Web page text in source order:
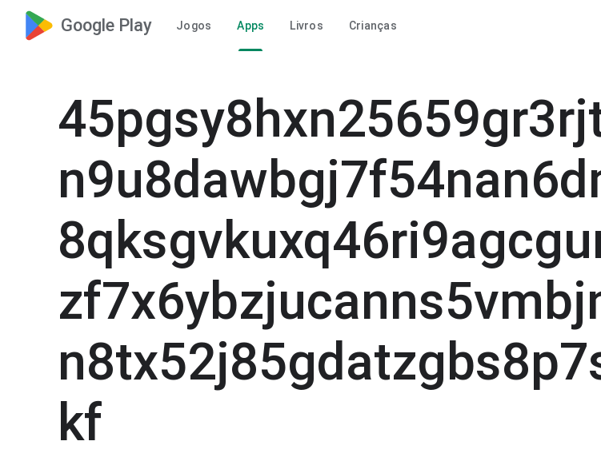
Google Play Jogos Apps Livros Crianças
kf